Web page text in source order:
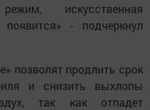
искусственная
- подчеркнул
позволят продлить срок
и снизить выхлопы
так как отпадет